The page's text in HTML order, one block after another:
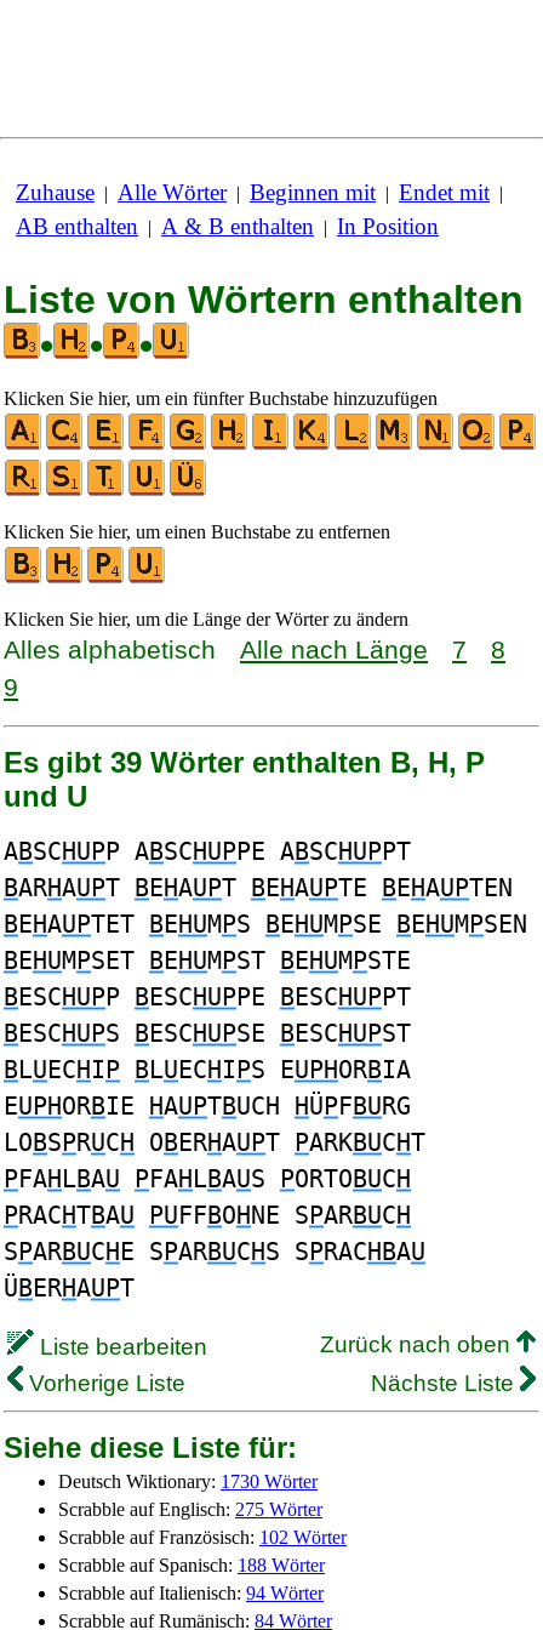
Zuhause | Alle Wörter| Beginnen mit | Endet mit |
AB enthalten | A & B enthalten | In Position
Liste von Wörtern enthalten
•
• •
Klicken Sie hier, um ein fünfter Buchstabe hinzuzufügen
Klicken Sie hier, um einen Buchstabe zu entfernen
Klicken Sie hier, um die Länge der Wörter zu ändern
Alles alphabetisch Alle nach Länge 7
8
9
Es gibt 39 Wörter enthalten B, H, P
und U
ABSCHUPP ABSCHUPPE ABSCHUPPT
BARHAUPT BEHAUPT BEHAUPTE BEHAUPTEN
BEHAUPTET BEHUMPS BEHUMPSE BEHUMPSEN
BEHUMPSET BEHUMPST BEHUMPSTE
BESCHUPP BESCHUPPE BESCHUPPT
BESCHUPS BESCHUPSE BESCHUPST
BLUECHIP BLUECHIPS EUPHORBIA
EUPHORBIE HAUPTBUCH HÜPFBURG
LOBSPRUCH OBERHAUPT PARKBUCHT
PFAHLBAU PFAHLBAUS PORTOBUCH
PRACHTBAU PUFFBOHNE SPARBUCH
SPARBUCHE SPARBUCHS SPRACHBAU
ÜBERHAUPT
Liste bearbeiten
Zurück nach oben
Vorherige Liste
Nächste Liste
Siehe diese Liste für:
Deutsch Wiktionary: 1730 Wörter
Scrabble auf Englisch: 275 Wörter
Scrabble auf Französisch: 102 Wörter
Scrabble auf Spanisch: 188 Wörter
Scrabble auf Italienisch: 94 Wörter
Scrabble auf Rumänisch: 84 Wörter